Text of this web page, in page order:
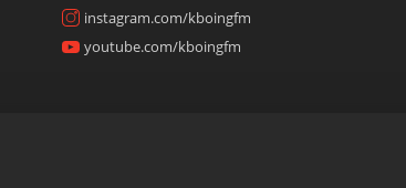
instagram.com/kboingfm
youtube.com/kboingfm